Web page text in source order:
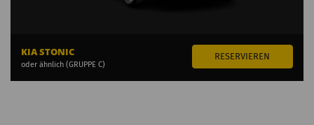
KIA STONIC
oder ähnlich (GRUPPE C)